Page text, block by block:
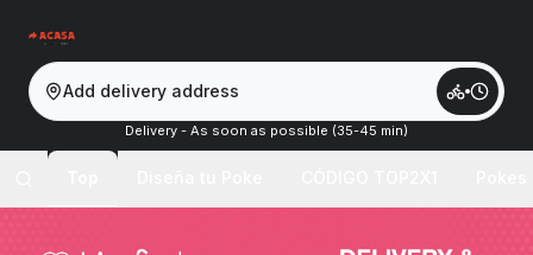
Add delivery address
Delivery - As soon as possible (35-45 min)